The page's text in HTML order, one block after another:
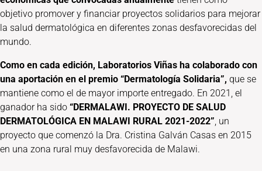
objetivo promover y financiar proyectos solidarios para mejorar
la salud dermatológica en diferentes zonas desfavorecidas del
mundo.
Como en cada edición, Laboratorios Viñas ha colaborado con
una aportación en el premio “Dermatología Solidaria”, que se
mantiene como el de mayor importe entregado. En 2021, el
ganador ha sido “DERMALAWI. PROYECTO DE SALUD
DERMATOLÓGICA EN MALAWI RURAL 2021-2022”, un
proyecto que comenzó la Dra. Cristina Galván Casas en 2015
en una zona rural muy desfavorecida de Malawi.